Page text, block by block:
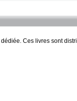
dédiée. Ces livres sont